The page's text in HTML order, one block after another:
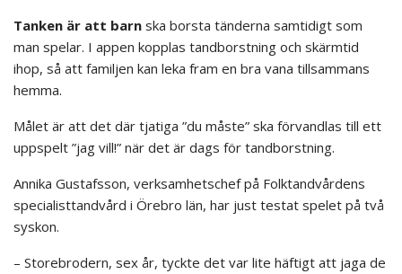
Tanken är att barn ska borsta tänderna samtidigt som
man spelar. I appen kopplas tandborstning och skärmtid
ihop, så att familjen kan leka fram en bra vana tillsammans
hemma.
Målet är att det där tjatiga ”du måste” ska förvandlas till ett
uppspelt ”jag vill!” när det är dags för tandborstning.
Annika Gustafsson, verksamhetschef på Folktandvårdens
specialisttandvård i Örebro län, har just testat spelet på två
syskon.
– Storebrodern, sex år, tyckte det var lite häftigt att jaga de